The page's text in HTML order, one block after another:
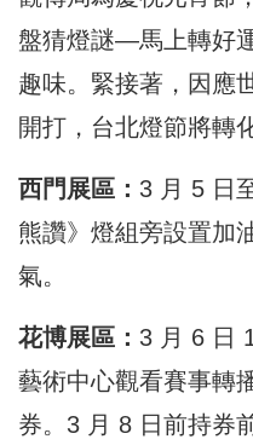
盤猜燈謎—馬上轉好
趣味。緊接著，因應
開打，台北燈節將轉
西門展區： 3 月 5 日
熊讚》燈組旁設置加
氣。
花博展區： 3 月 6 日
藝術中心觀看賽事轉
券。3 月 8 日前持券